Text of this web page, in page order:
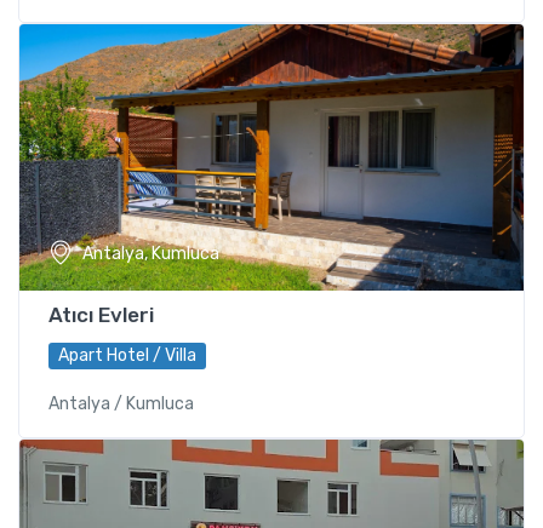
Antalya, Kumluca
Atıcı Evleri
Apart Hotel / Villa
Antalya / Kumluca